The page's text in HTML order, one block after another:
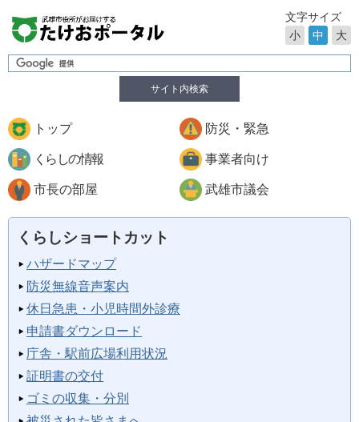
サイト内検索
文字サイズ
小
中 大
トップ 防災・緊急
くらしの情報 事業者向け
市長の部屋 武雄市議会
くらしショートカット
ハザードマップ
防災無線音声案内
休日急患・小児時間外診療
申請書ダウンロード
庁舎・駅前広場利用状況
証明書の交付
ゴミの収集・分別